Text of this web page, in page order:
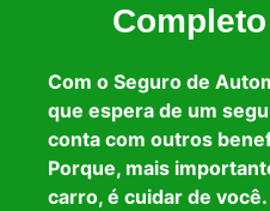
Com o Seguro de
que espera de um
conta com outros
Porque, mais
carro, é cuidar de você.